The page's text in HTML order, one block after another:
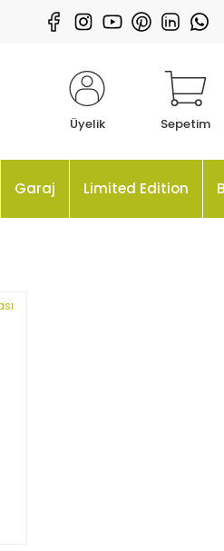
Üyelik Sepetim
Garaj Limited Edition